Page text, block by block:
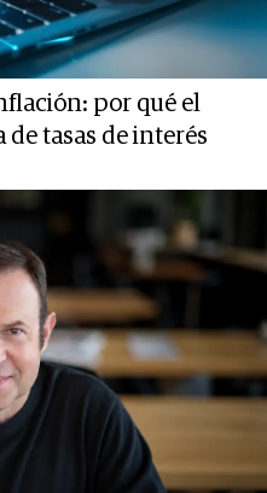
por qué el
de tasas de interés